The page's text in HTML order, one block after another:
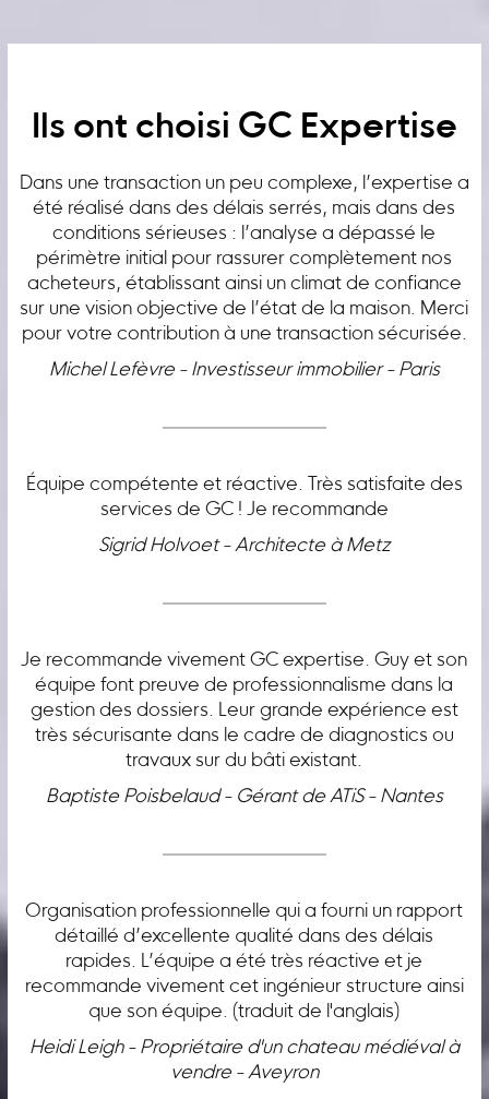
Ils ont choisi GC Expertise
Dans une transaction un peu complexe, l’expertise a
été réalisé dans des délais serrés, mais dans des
conditions sérieuses : l’analyse a dépassé le
périmètre initial pour rassurer complètement nos
acheteurs, établissant ainsi un climat de confiance
sur une vision objective de l’état de la maison. Merci
pour votre contribution à une transaction sécurisée.
Michel Lefèvre - Investisseur immobilier - Paris
Équipe compétente et réactive. Très satisfaite des
services de GC ! Je recommande
Sigrid Holvoet - Architecte à Metz
Je recommande vivement GC expertise. Guy et son
équipe font preuve de professionnalisme dans la
gestion des dossiers. Leur grande expérience est
très sécurisante dans le cadre de diagnostics ou
travaux sur du bâti existant.
Baptiste Poisbelaud - Gérant de ATiS - Nantes
Organisation professionnelle qui a fourni un rapport
détaillé d’excellente qualité dans des délais
rapides. L’équipe a été très réactive et je
recommande vivement cet ingénieur structure ainsi
que son équipe. (traduit de l'anglais)
Heidi Leigh - Propriétaire d'un chateau médiéval à
vendre - Aveyron